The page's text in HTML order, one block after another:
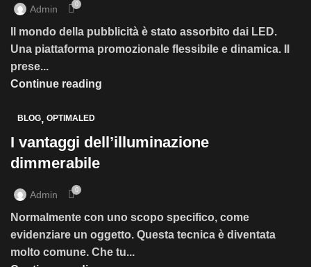
Admin 0
Il mondo della pubblicità è stato assorbito dai LED.
Una piattaforma promozionale flessibile e dinamica. Il
prese...
Continue reading
BLOG, OPTIMALED
I vantaggi dell’illuminazione
dimmerabile
Admin 0
Normalmente con uno scopo specifico, come
evidenziare un oggetto. Questa tecnica è diventata
molto comune. Che tu...